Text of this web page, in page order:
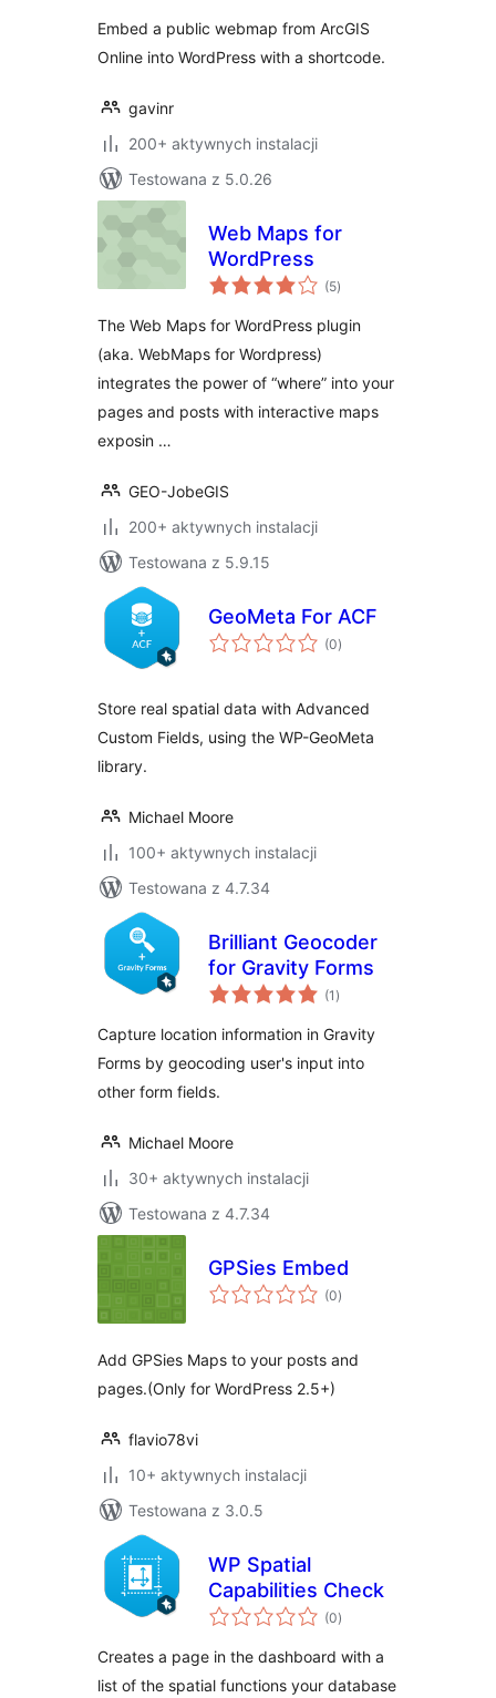
Embed a public webmap from ArcGIS
Online into WordPress with a shortcode.
gavinr
200+ aktywnych instalacji
Testowana z 5.0.26
Web Maps for
WordPress
(5wszystkich
ocen
)
The Web Maps for WordPress plugin
(aka. WebMaps for Wordpress)
integrates the power of “where” into your
pages and posts with interactive maps
exposin …
GEO-JobeGIS
200+ aktywnych instalacji
Testowana z 5.9.15
GeoMeta For ACF
(0wszystkich
ocen
)
Store real spatial data with Advanced
Custom Fields, using the WP-GeoMeta
library.
Michael Moore
100+ aktywnych instalacji
Testowana z 4.7.34
Brilliant Geocoder
for Gravity Forms
(1 wszystkich
ocen
)
Capture location information in Gravity
Forms by geocoding user's input into
other form fields.
Michael Moore
30+ aktywnych instalacji
Testowana z 4.7.34
GPSies Embed
(0wszystkich
ocen
)
Add GPSies Maps to your posts and
pages.(Only for WordPress 2.5+)
flavio78vi
10+ aktywnych instalacji
Testowana z 3.0.5
WP Spatial
Capabilities Check
(0wszystkich
ocen
)
Creates a page in the dashboard with a
list of the spatial functions your database